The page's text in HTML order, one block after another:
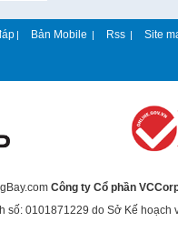
| Bản Mobile | Rss | Site
Công ty Cổ phần
số: 0101871229 do Sở Kế hoạch